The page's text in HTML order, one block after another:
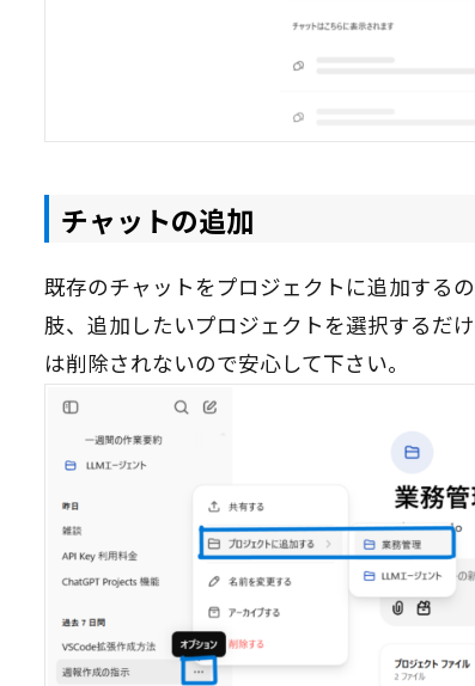
チャットの追加
既存のチャットをプロジェクトに追加するの
肢、追加したいプロジェクトを選択するだ
は削除されないので安心して下さい。